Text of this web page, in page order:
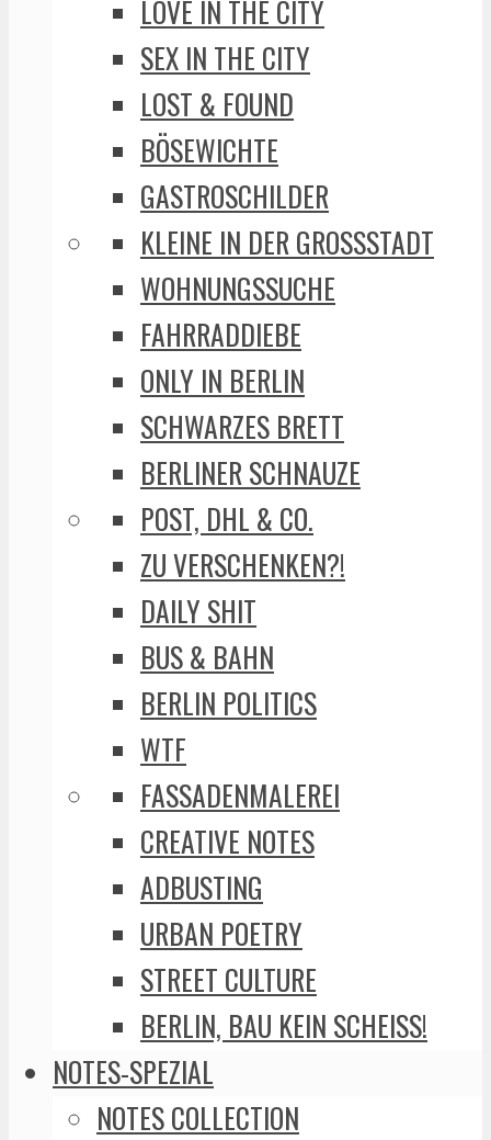
LOVE IN THE CITY
SEX IN THE CITY
LOST & FOUND
BÖSEWICHTE
GASTROSCHILDER
KLEINE IN DER GROSSSTADT
WOHNUNGSSUCHE
FAHRRADDIEBE
ONLY IN BERLIN
SCHWARZES BRETT
BERLINER SCHNAUZE
POST, DHL & CO.
ZU VERSCHENKEN?!
DAILY SHIT
BUS & BAHN
BERLIN POLITICS
WTF
FASSADENMALEREI
CREATIVE NOTES
ADBUSTING
URBAN POETRY
STREET CULTURE
BERLIN, BAU KEIN SCHEISS!
NOTES-SPEZIAL
NOTES COLLECTION